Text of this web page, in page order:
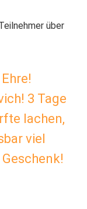
über
3 Tage
lachen,
viel